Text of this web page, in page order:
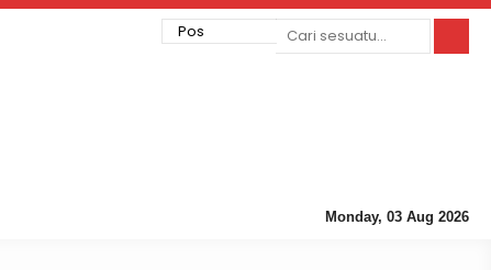
Monday, 03 Aug 2026